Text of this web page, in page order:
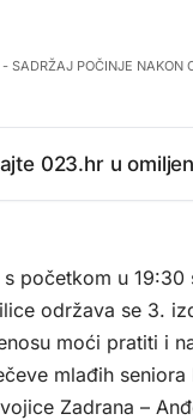
- SADRŽAJ POČINJE NAKON
023.hr u
početkom u
održava se 3.
moći pratiti i
mlađih
Zadrana –